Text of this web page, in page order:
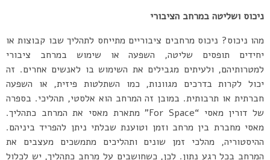
ניכוס ושליטה במרחב הציבורי
מהו ניכוס? ניכוס מרחבים ציבוריים מתייחס לתהליך שבו קבוצות או
יחידים תופסים שליטה, השפעה או שימוש במרחב ציבורי
למטרותיהם, ולעיתים מגבילים את השימוש בו לאנשים אחרים. זה
יכול לקרות בדרכים מגוונות, כמו השתלטות פיזית, או השפעה
חברתית או תרבותית. במובן זה המרחב הוא אלסטי, תהליכי. בספרה
של דורין מאסי “For Space” מתארת מאסי את המרחב כתהליך.
מאסי מחברת בין מרחב וזמן וטוענת שבלתי ניתן להפריד ביניהם.
ההיסטוריה, מהלכי זמן שונים ותהליכים מתמשכים מעצבים את
המרחב בכל רגע נתון. לכן, כשחושבים על מרחב כתהליך, יש לכלול